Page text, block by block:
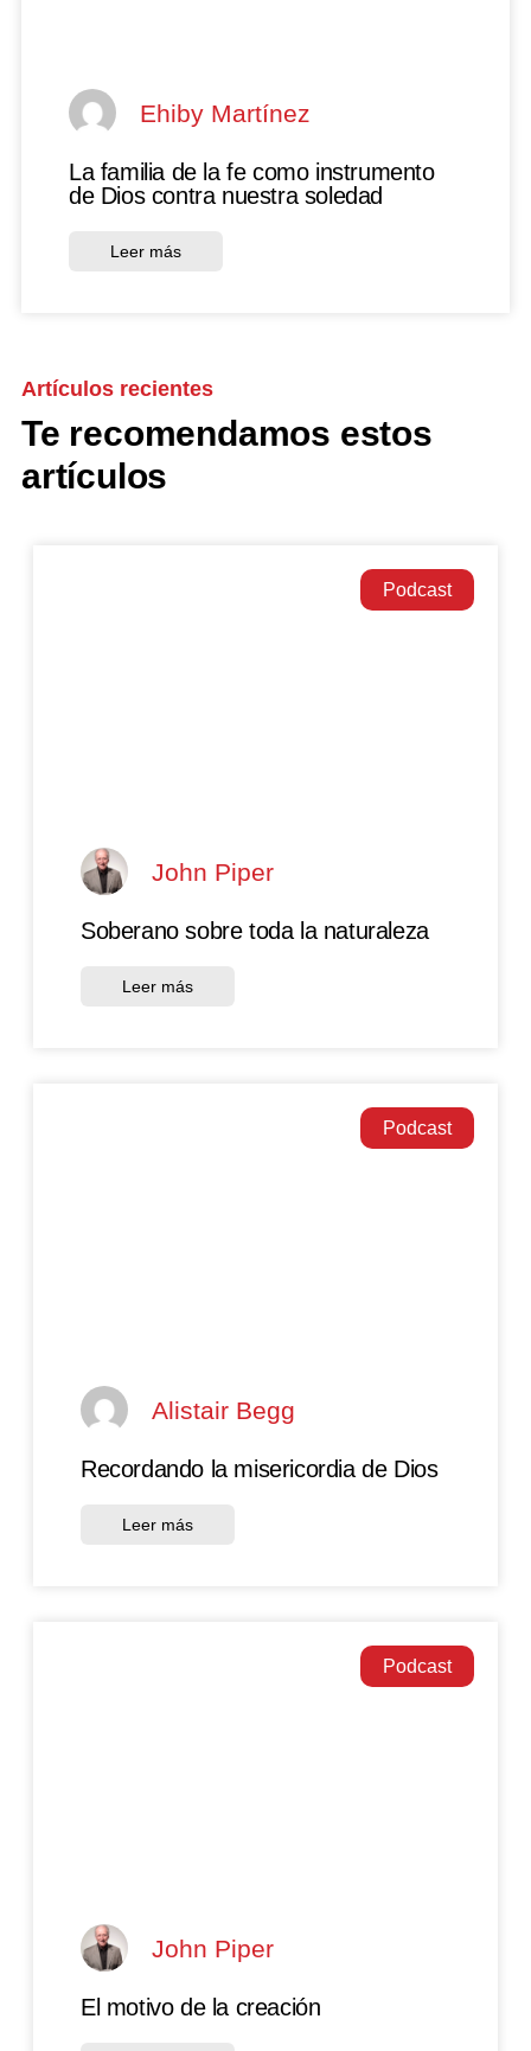
Ehiby Martínez
La familia de la fe como instrumento
de Dios contra nuestra soledad
Leer más
Artículos recientes
Te recomendamos estos
artículos
Podcast
John Piper
Soberano sobre toda la naturaleza
Leer más
Podcast
Alistair Begg
Recordando la misericordia de Dios
Leer más
Podcast
John Piper
El motivo de la creación